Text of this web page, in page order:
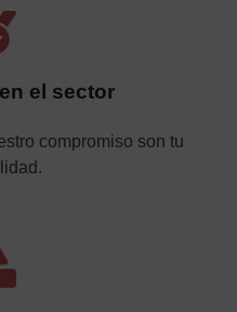
el sector
compromiso son tu